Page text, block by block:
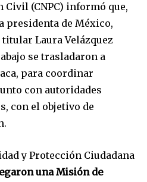
comunidad de
parte de la
tu dirección de correo eletrónico
No te preocupes,
enviaremos correo basura a tu
Civil (CNPC) informó que,
presidenta de México,
titular Laura Velázquez
se trasladaron a
para coordinar
con autoridades
con el objetivo de
y Protección Ciudadana
una Misión de